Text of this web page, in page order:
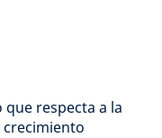
respecta a la
crecimiento